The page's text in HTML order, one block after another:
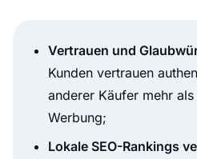
Vertrauen und
Kunden vertrauen
anderer Käufer mehr
Werbung;
Lokale SEO-Rankings